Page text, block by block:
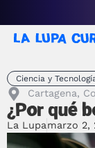
Ciencia y
Cartagena,
¿Por qué
La Lupamarzo 2,